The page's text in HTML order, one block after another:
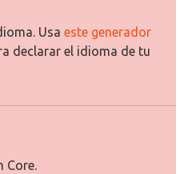
Usa este generador
declarar el idioma de tu
Core.